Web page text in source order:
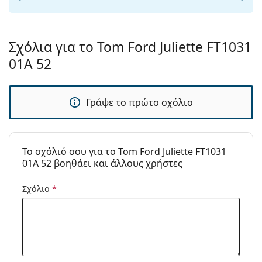
Πανί
καθαρισμού:
Ναι
Άλλα
Γυναικεία
Χρήση:
Μόδα
Προϊόντος /
Σχόλια για το Tom Ford Juliette FT1031
01A 52
Γράψε το πρώτο σχόλιο
To σχόλιό σου για το Tom Ford Juliette FT1031
01A 52 βοηθάει και άλλους χρήστες
Σχόλιο *